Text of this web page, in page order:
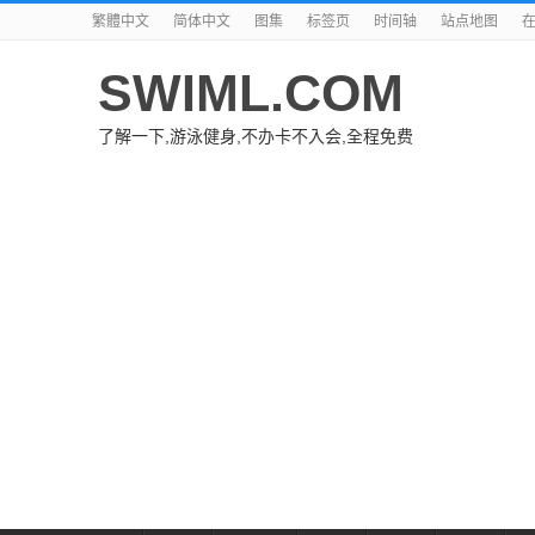
繁體中文 简体中文 图集 标签页 时间轴 站点地图
SWIML.COM
了解一下,游泳健身,不办卡不入会,全程免费